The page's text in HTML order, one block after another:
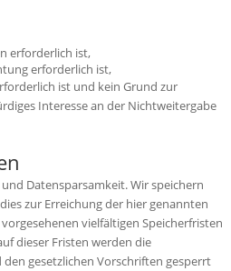
erforderlich ist,
erforderlich ist,
ist und kein Grund zur
Interesse an der Nichtweitergabe
Datensparsamkeit. Wir speichern
zur Erreichung der hier genannten
vielfältigen Speicherfristen
dieser Fristen werden die
gesetzlichen Vorschriften gesperrt